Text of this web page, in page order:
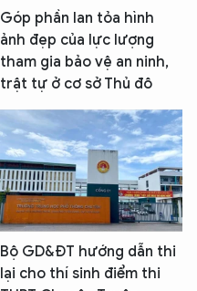
Góp phần lan tỏa hình
ảnh đẹp của lực lượng
tham gia bảo vệ an ninh,
trật tự ở cơ sở Thủ đô
Bộ GD&ĐT hướng dẫn thi
lại cho thí sinh điểm thi